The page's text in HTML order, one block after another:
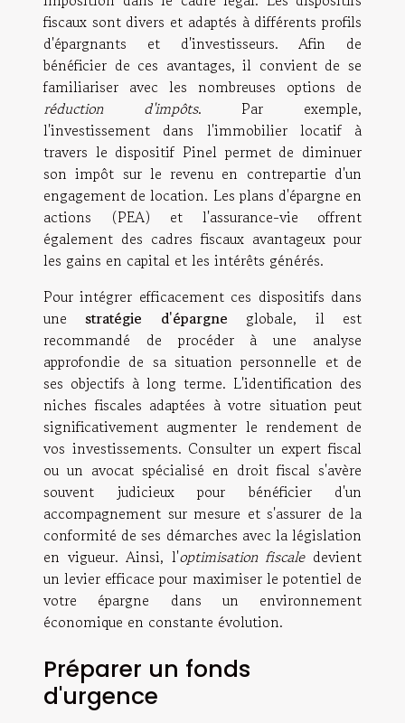
fiscaux sont divers et adaptés à différents profils
d'épargnants et d'investisseurs. Afin de
bénéficier de ces avantages, il convient de se
familiariser avec les nombreuses options de
réduction d'impôts. Par exemple,
l'investissement dans l'immobilier locatif à
travers le dispositif Pinel permet de diminuer
son impôt sur le revenu en contrepartie d'un
engagement de location. Les plans d'épargne en
actions (PEA) et l'assurance-vie offrent
également des cadres fiscaux avantageux pour
les gains en capital et les intérêts générés.
Pour intégrer efficacement ces dispositifs dans
unestratégie d'épargne globale, il est
recommandé de procéder à une analyse
approfondie de sa situation personnelle et de
ses objectifs à long terme. L'identification des
niches fiscales adaptées à votre situation peut
significativement augmenter le rendement de
vos investissements. Consulter un expert fiscal
ou un avocat spécialisé en droit fiscal s'avère
souvent judicieux pour bénéficier d'un
accompagnement sur mesure et s'assurer de la
conformité de ses démarches avec la législation
en vigueur. Ainsi, l'optimisation fiscaledevient
un levier efficace pour maximiser le potentiel de
votre épargne dans un environnement
économique en constante évolution.
Préparer un fonds
d'urgence